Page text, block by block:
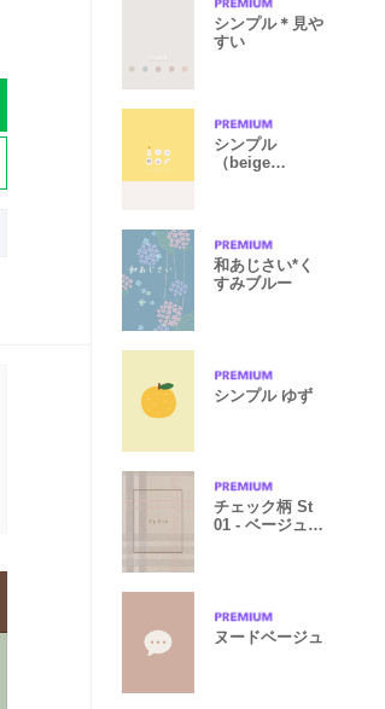
シンプル＊見や
すい
シンプル
（beige
和あじさい*く
すみブルー
シンプル ゆず
チェック柄 St
01 - ベージュ
ヌードベージュ